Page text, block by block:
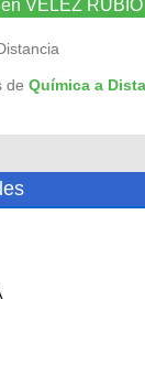
VELEZ RUBIO
de Química a